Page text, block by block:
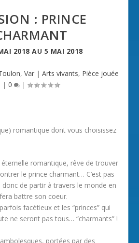
: PRINCE
2018 AU 5 MAI 2018
, Var| Arts vivants, Pièce jouée
| 0 |
romantique dont vous choisissez
éternelle romantique, rêve de trouver
le prince charmant… C’est pas
donc de partir à travers le monde en
battre son coeur.
facétieux et les “princes” qui
ne seront pas tous… “charmants” !
portées par des